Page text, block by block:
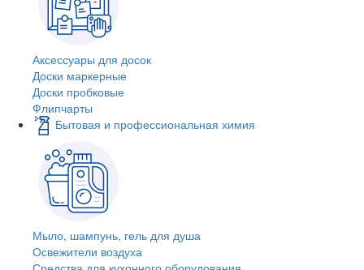
Аксессуары для досок
Доски маркерные
Доски пробковые
Флипчарты
Бытовая и профессиональная химия
Мыло, шампунь, гель для душа
Освежители воздуха